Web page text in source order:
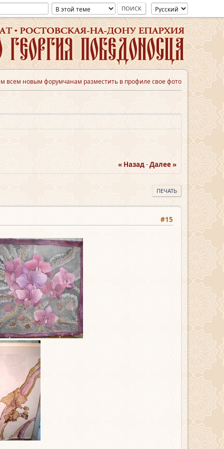
всем новым форумчанам разместить в профиле свое фото
« Назад-Далее »
ПЕЧАТЬ
#15